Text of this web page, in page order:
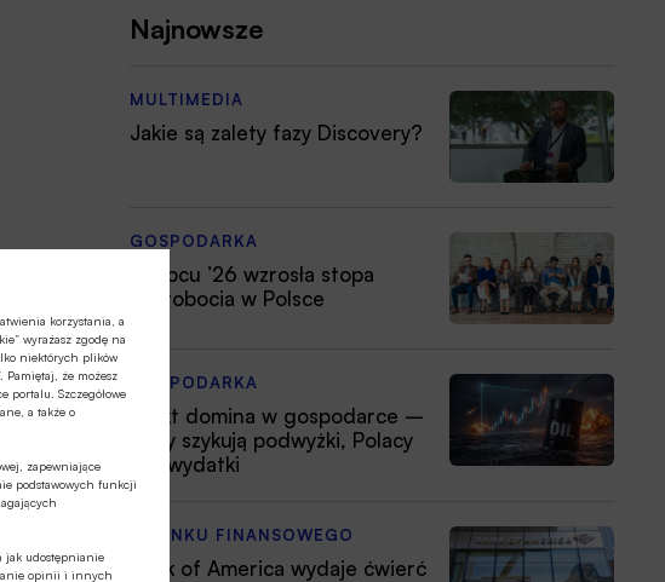
korzystania, a
wyrażasz zgodę na
niektórych plików
Pamiętaj, że możesz
portalu. Szczegółowe
a także o
zapewniające
podstawowych funkcji
jak udostępnianie
opinii i innych
Najnowsze
MULTIMEDIA
Jakie są zalety fazy Discovery?
GOSPODARKA
W lipcu ’26 wzrosła stopa
bezrobocia w Polsce
GOSPODARKA
Efekt domina w gospodarce –
firmy szykują podwyżki, Polacy
tną wydatki
Z RYNKU FINANSOWEGO
Bank of America wydaje ćwierć